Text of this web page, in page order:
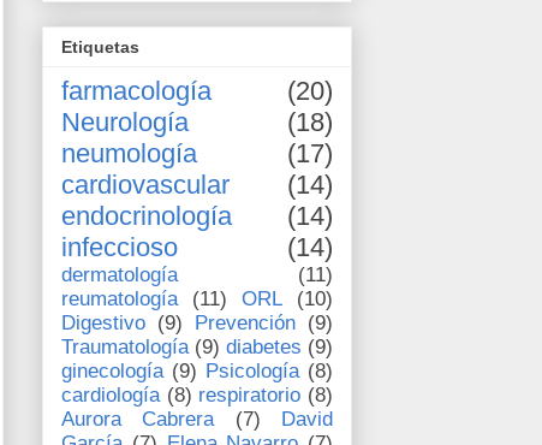
Etiquetas
farmacología
(20)
Neurología
(18)
neumología
(17)
cardiovascular
(14)
endocrinología
(14)
infeccioso
(14)
dermatología
(11)
reumatología
(11) ORL
(10)
Digestivo (9) Prevención (9)
Traumatología (9) diabetes (9)
ginecología (9) Psicología (8)
cardiología (8) respiratorio (8)
Aurora Cabrera
(7)
David